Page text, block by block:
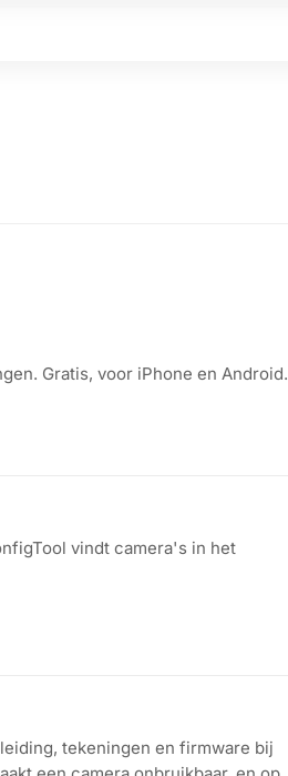
Gratis, voor iPhone en Android.
vindt camera's in het
tekeningen en firmware bij